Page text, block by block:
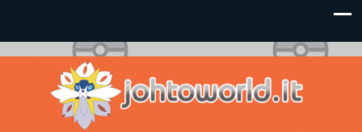
Johto World
Le novità più frizzanti dall'universo Pokémon e Nintendo